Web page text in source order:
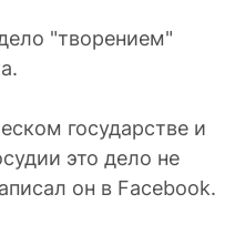
"творением"
государстве и
это дело не
он в Facebook.